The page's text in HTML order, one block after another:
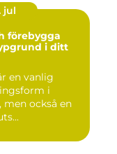
jul
förebygga
i ditt
en vanlig
i
men också en